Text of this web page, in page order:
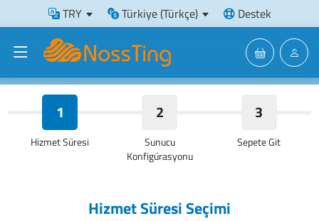
TRY Türkiye (Türkçe) Destek
1
Hizmet Süresi
2
Sunucu
Konfigürasyonu
3
Sepete Git
Hizmet Süresi Seçimi